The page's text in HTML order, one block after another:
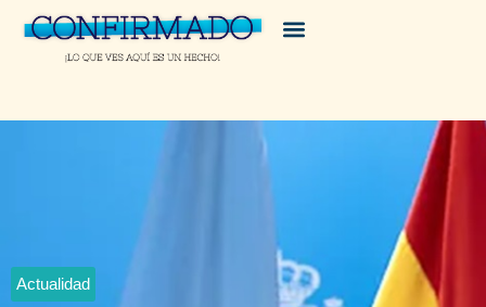
Actualidad